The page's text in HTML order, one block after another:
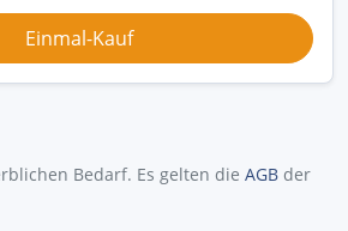
Bedarf. Es gelten die AGB der